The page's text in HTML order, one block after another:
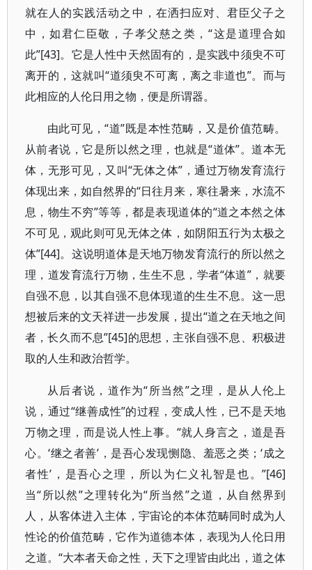
就在人的实践活动之中，在洒扫应对、君臣父子之
中，如君仁臣敬，子孝父慈之类，“这是道理合如
此”[43]。它是人性中天然固有的，是实践中须臾不可
离开的，这就叫“道须臾不可离，离之非道也”。而与
此相应的人伦日用之物，便是所谓器。
由此可见，“道”既是本性范畴，又是价值范畴。
从前者说，它是所以然之理，也就是“道体”。道本无
体，无形可见，又叫“无体之体”，通过万物发育流行
体现出来，如自然界的“日往月来，寒往暑来，水流不
息，物生不穷”等等，都是表现道体的“道之本然之体
不可见，观此则可见无体之体，如阴阳五行为太极之
体”[44]。这说明道体是天地万物发育流行的所以然之
理，道发育流行万物，生生不息，学者“体道”，就要
自强不息，以其自强不息体现道的生生不息。这一思
想被后来的文天祥进一步发展，提出“道之在天地之间
者，长久而不息”[45]的思想，主张自强不息、积极进
取的人生和政治哲学。
从后者说，道作为“所当然”之理，是从人伦上
说，通过“继善成性”的过程，变成人性，已不是天地
万物之理，而是说人性上事。“就人身言之，道是吾
心。‘继之者善’，是吾心发现恻隐、羞恶之类；‘成之
者性’，是吾心之理，所以为仁义礼智是也。”[46]
当“所以然”之理转化为“所当然”之道，从自然界到
人，从客体进入主体，宇宙论的本体范畴同时成为人
性论的价值范畴，它作为道德本体，表现为人伦日用
之道。“大本者天命之性，天下之理皆由此出，道之体